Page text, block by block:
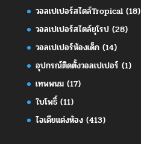
วอลเปเปอร์สไตล์Tropical(18)
วอลเปเปอร์สไตล์ยุโรป(28)
วอลเปเปอร์ห้องเด็ก(14)
อุปกรณ์ติดตั้งวอลเปเปอร์ (1)
เทพพนม(17)
ใบโพธิ์(11)
ไอเดียแต่งห้อง(413)